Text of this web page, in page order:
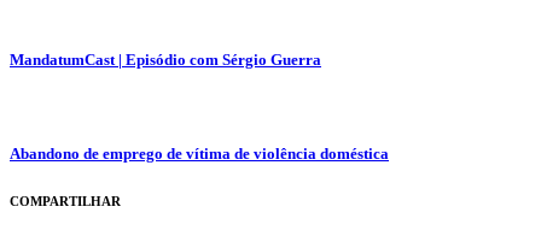
MandatumCast | Episódio com Sérgio Guerra
Abandono de emprego de vítima de violência doméstica
COMPARTILHAR